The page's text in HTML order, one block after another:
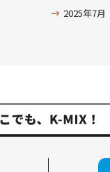
2025年7月